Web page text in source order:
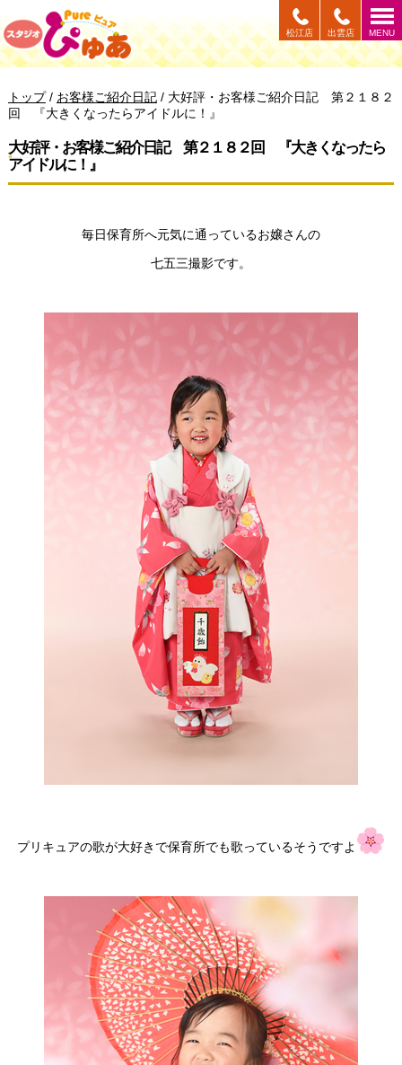
このページの本文へ
MENU
出雲店
松江店
現
在
位
置：
トップ/ お客様ご紹介日記/ 大好評・お客様ご紹介日記 第２１８２
回 『大きくなったらアイドルに！』
大好評・お客様ご紹介日記 第２１８２回 『大きくなったら
アイドルに！』
毎日保育所へ元気に通っているお嬢さんの
七五三撮影です。
プリキュアの歌が大好きで保育所でも歌っているそうですよ